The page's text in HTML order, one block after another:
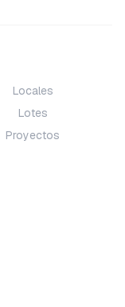
Locales
Lotes
Proyectos